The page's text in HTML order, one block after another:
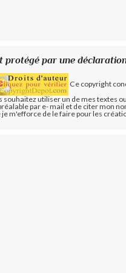
protégé par une
Ce copyright
souhaitez utiliser un de mes textes
par e- mail et de citer mon
je m'efforce de le faire pour les